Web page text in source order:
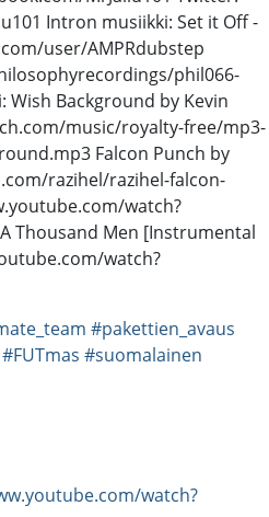
Intron musiikki: Set it Off -
user/AMPRdubstep
phil066-
Background by Kevin
music/royalty-free/mp3-
Falcon Punch by
razihel/razihel-falcon-
watch?
Thousand Men [Instrumental
watch?
#pakettien_avaus
#FUTmas #suomalainen
watch?